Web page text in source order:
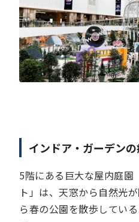
インドア・ガーデン
5階にある巨大な屋内庭園
ト」は、天窓から自然光
ら春の公園を散歩してい